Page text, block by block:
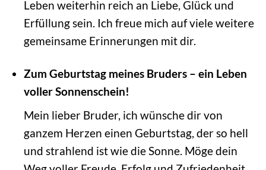
Leben weiterhin reich an Liebe, Glück und
Erfüllung sein. Ich freue mich auf viele weitere
gemeinsame Erinnerungen mit dir.
Zum Geburtstag meines Bruders – ein Leben
voller Sonnenschein!
Mein lieber Bruder, ich wünsche dir von
ganzem Herzen einen Geburtstag, der so hell
und strahlend ist wie die Sonne. Möge dein